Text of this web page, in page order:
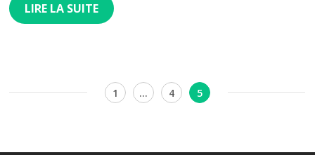
LIRE LA SUITE
PaginationPage
1 … Page
4 Page
5